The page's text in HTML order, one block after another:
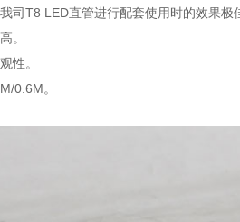
司T8 LED直管进行配套使用时的效果极
。
性。
0.6M。